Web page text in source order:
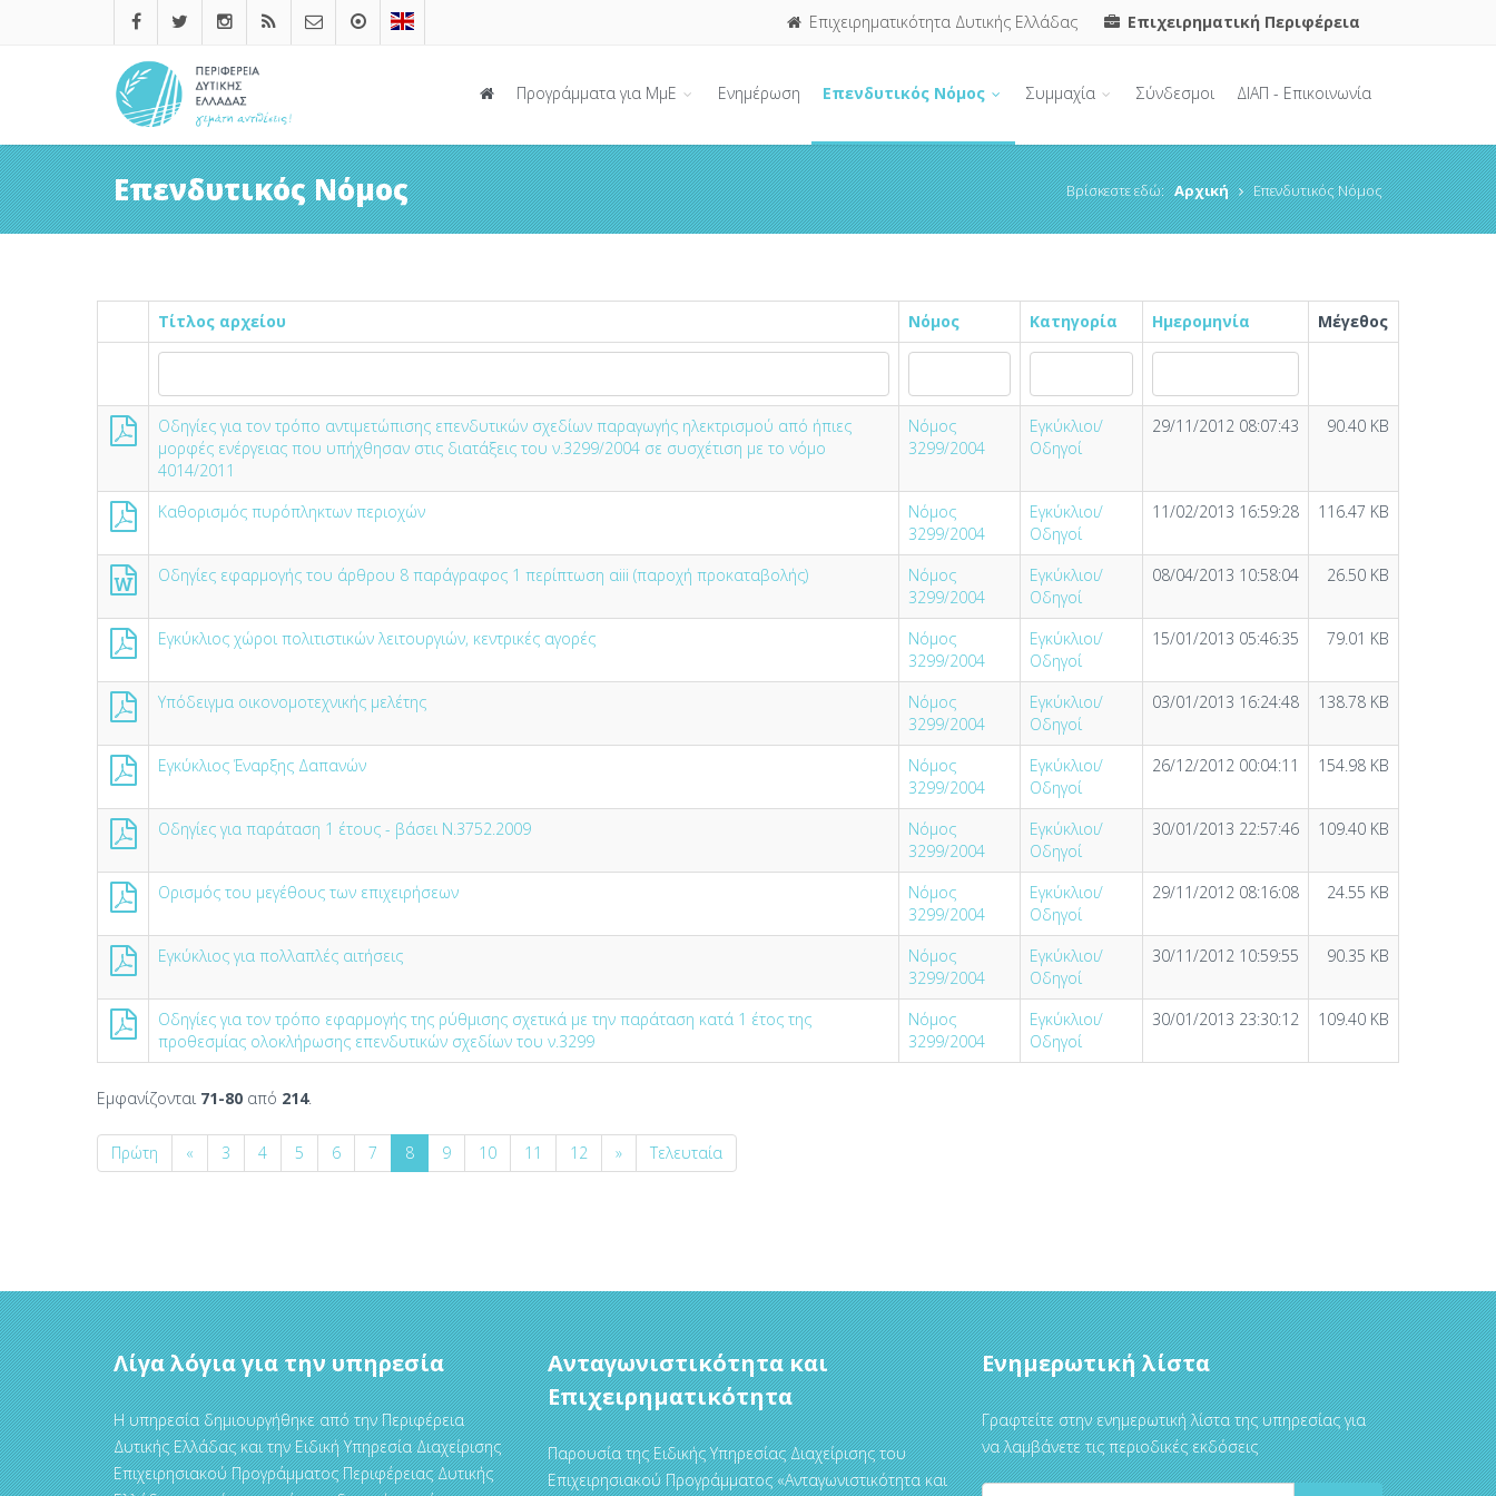
Επιχειρηματικότητα Δυτικής Ελλάδας Επιχειρηματική Περιφέρεια
Προγράμματα για ΜμΕ Ενημέρωση Επενδυτικός Νόμος Συμμαχία Σύνδεσμοι ΔΙΑΠ - Επικοινωνία
Επενδυτικός Νόμος Βρίσκεστε εδώ: Αρχική Επενδυτικός Νόμος
Τίτλος αρχείου Νόμος Κατηγορία Ημερομηνία Μέγεθος
Οδηγίες για τον τρόπο αντιμετώπισης επενδυτικών σχεδίων παραγωγής ηλεκτρισμού από ήπιες
μορφές ενέργειας που υπήχθησαν στις διατάξεις του ν.3299/2004 σε συσχέτιση με το νόμο
4014/2011
Νόμος
3299/2004
Εγκύκλιοι/
Οδηγοί
29/11/2012 08:07:43 90.40 KB
Καθορισμός πυρόπληκτων περιοχών
Νόμος
3299/2004
Εγκύκλιοι/
Οδηγοί
11/02/2013 16:59:28 116.47 KB
Οδηγίες εφαρμογής του άρθρου 8 παράγραφος 1 περίπτωση αiii (παροχή προκαταβολής)
Νόμος
3299/2004
Εγκύκλιοι/
Οδηγοί
08/04/2013 10:58:04 26.50 KB
Εγκύκλιος χώροι πολιτιστικών λειτουργιών, κεντρικές αγορές
Νόμος
3299/2004
Εγκύκλιοι/
Οδηγοί
15/01/2013 05:46:35 79.01 KB
Υπόδειγμα οικονομοτεχνικής μελέτης
Νόμος
3299/2004
Εγκύκλιοι/
Οδηγοί
03/01/2013 16:24:48 138.78 KB
Εγκύκλιος Έναρξης Δαπανών
Νόμος
3299/2004
Εγκύκλιοι/
Οδηγοί
26/12/2012 00:04:11 154.98 KB
Οδηγίες για παράταση 1 έτους - βάσει Ν.3752.2009
Νόμος
3299/2004
Εγκύκλιοι/
Οδηγοί
30/01/2013 22:57:46 109.40 KB
Ορισμός του μεγέθους των επιχειρήσεων
Νόμος
3299/2004
Εγκύκλιοι/
Οδηγοί
29/11/2012 08:16:08 24.55 KB
Εγκύκλιος για πολλαπλές αιτήσεις
Νόμος
3299/2004
Εγκύκλιοι/
Οδηγοί
30/11/2012 10:59:55 90.35 KB
Οδηγίες για τον τρόπο εφαρμογής της ρύθμισης σχετικά με την παράταση κατά 1 έτος της
προθεσμίας ολοκλήρωσης επενδυτικών σχεδίων του ν.3299
Νόμος
3299/2004
Εγκύκλιοι/
Οδηγοί
30/01/2013 23:30:12 109.40 KB
Εμφανίζονται 71-80 από 214.
Πρώτη « 3 4 5 6 7 8 9 10 11 12 » Τελευταία
Λίγα λόγια για την υπηρεσία
Η υπηρεσία δημιουργήθηκε από την Περιφέρεια
Δυτικής Ελλάδας και την Ειδική Υπηρεσία Διαχείρισης
Επιχειρησιακού Προγράμματος Περιφέρειας Δυτικής
Ανταγωνιστικότητα και
Επιχειρηματικότητα
Παρουσία της Ειδικής Υπηρεσίας Διαχείρισης του
Επιχειρησιακού Προγράμματος «Ανταγωνιστικότητα και
Ενημερωτική λίστα
Γραφτείτε στην ενημερωτική λίστα της υπηρεσίας για
να λαμβάνετε τις περιοδικές εκδόσεις